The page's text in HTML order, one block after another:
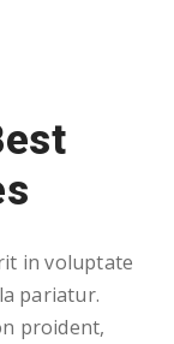
in voluptate
pariatur.
proident,